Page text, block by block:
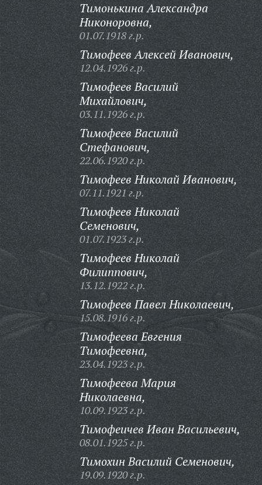
Тимонькина Александра
Никоноровна,
01.07.1918 г.р.
Тимофеев Алексей Иванович,
12.04.1926 г.р.
Тимофеев Василий
Михайлович,
03.11.1926 г.р.
Тимофеев Василий
Стефанович,
22.06.1920 г.р.
Тимофеев Николай Иванович,
07.11.1921 г.р.
Тимофеев Николай
Семенович,
01.07.1923 г.р.
Тимофеев Николай
Филиппович,
13.12.1922 г.р.
Тимофеев Павел Николаевич,
15.08.1916 г.р.
Тимофеева Евгения
Тимофеевна,
23.04.1923 г.р.
Тимофеева Мария
Николаевна,
10.09.1923 г.р.
Тимофеичев Иван Васильевич,
08.01.1925 г.р.
Тимохин Василий Семенович,
19.09.1920 г.р.